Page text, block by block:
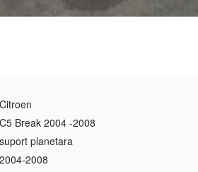
Citroen
C5 Break 2004 -2008
suport planetara
2004-2008